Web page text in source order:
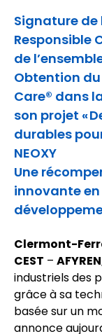
Signature
Responsible
de
Obtention
Care® dans
son projet «
durables
NEOXY
Une
innovante
Clermont-
CEST –
industriels des
grâce à sa
basée sur un
annonce